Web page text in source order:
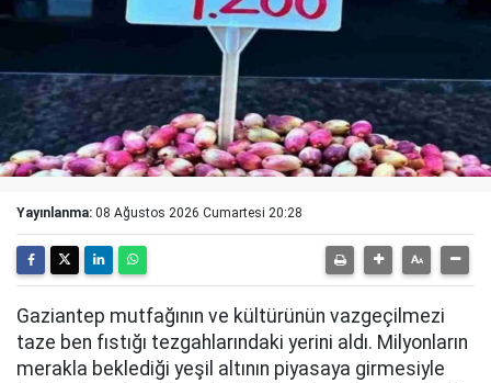
Yayınlanma: 08 Ağustos 2026 Cumartesi 20:28
Gaziantep mutfağının ve kültürünün vazgeçilmezi
taze ben fıstığı tezgahlarındaki yerini aldı. Milyonların
merakla beklediği yeşil altının piyasaya girmesiyle